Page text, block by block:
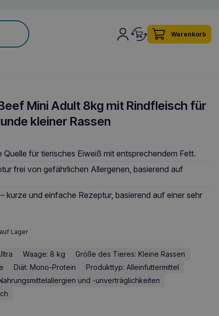
Warenkorb
Mini Adult 8kg mit Rindfleisch für
kleiner Rassen
Quelle für tierisches Eiweiß mit entsprechendem Fett.
frei von gefährlichen Allergenen, basierend auf
– kurze und einfache Rezeptur, basierend auf einer sehr
Lager
Waage: 8 kg
Größe des Tieres: Kleine Rassen
Diät: Mono-Protein
Produkttyp: Alleinfuttermittel
und -unverträglichkeiten